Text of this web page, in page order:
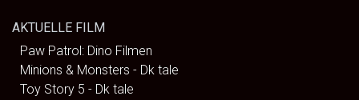
AKTUELLE FILM
Paw Patrol: Dino Filmen
Minions & Monsters - Dk tale
Toy Story 5 - Dk tale